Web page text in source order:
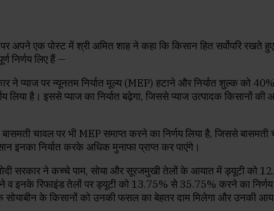
पर अपने एक पोस्ट में श्री अमित शाह ने कहा कि किसान हित सर्वोपरि रखते
निर्णय लिए हैं —
ने प्याज पर न्यूनतम निर्यात मूल्य (MEP) हटाने और निर्यात शुल्क को
लिया है। इससे प्याज का निर्यात बढ़ेगा, जिससे प्याज उत्पादक किसानों की
चावल पर भी MEP समाप्त करने का निर्णय लिया है, जिससे
इनका निर्यात करके अधिक मुनाफा प्राप्त कर पाएंगे।
सरकार ने कच्चे पाम, सोया और सूरजमुखी तेलों के आयात में ड्यूटी को
व इनके रिफाइंड तेलों पर ड्यूटी को 13.75% से 35.75% करने का निर्णय
सोयाबीन के किसानों को उनकी फसल का बेहतर दाम मिलेगा और उनकी